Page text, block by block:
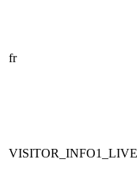
fr
VISITOR_INFO1_LIVE